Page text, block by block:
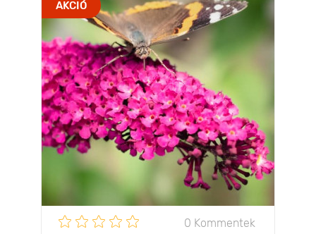
AKCIÓ
0 Kommentek